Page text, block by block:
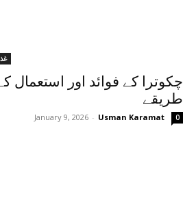
چکوترا کے فوائد اور استعمال
طریقے
Usman Karamat
-
January 9, 2026 0